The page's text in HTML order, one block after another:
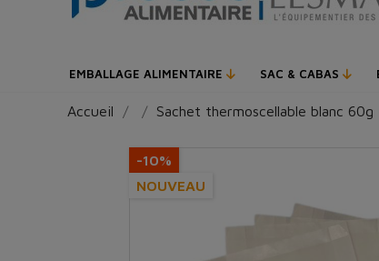
EMBALLAGE ALIMENTAIRE SAC & CABAS
Accueil Sachet thermoscellable blanc
-10%
NOUVEAU